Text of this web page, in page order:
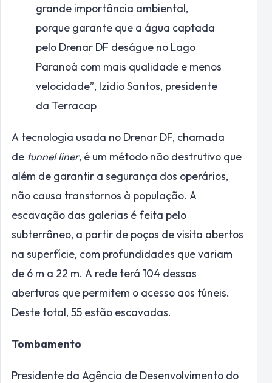
grande importância ambiental,
porque garante que a água captada
pelo Drenar DF deságue no Lago
Paranoá com mais qualidade e menos
velocidade”, Izidio Santos, presidente
da Terracap
A tecnologia usada no Drenar DF, chamada
de tunnel liner, é um método não destrutivo que
além de garantir a segurança dos operários,
não causa transtornos à população. A
escavação das galerias é feita pelo
subterrâneo, a partir de poços de visita abertos
na superfície, com profundidades que variam
de 6 m a 22 m. A rede terá 104 dessas
aberturas que permitem o acesso aos túneis.
Deste total, 55 estão escavadas.
Tombamento
Presidente da Agência de Desenvolvimento do